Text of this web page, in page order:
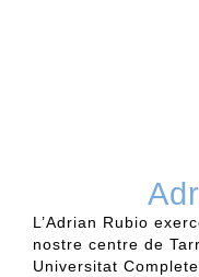
L’Adrian Rubio
nostre centre de
Universitat